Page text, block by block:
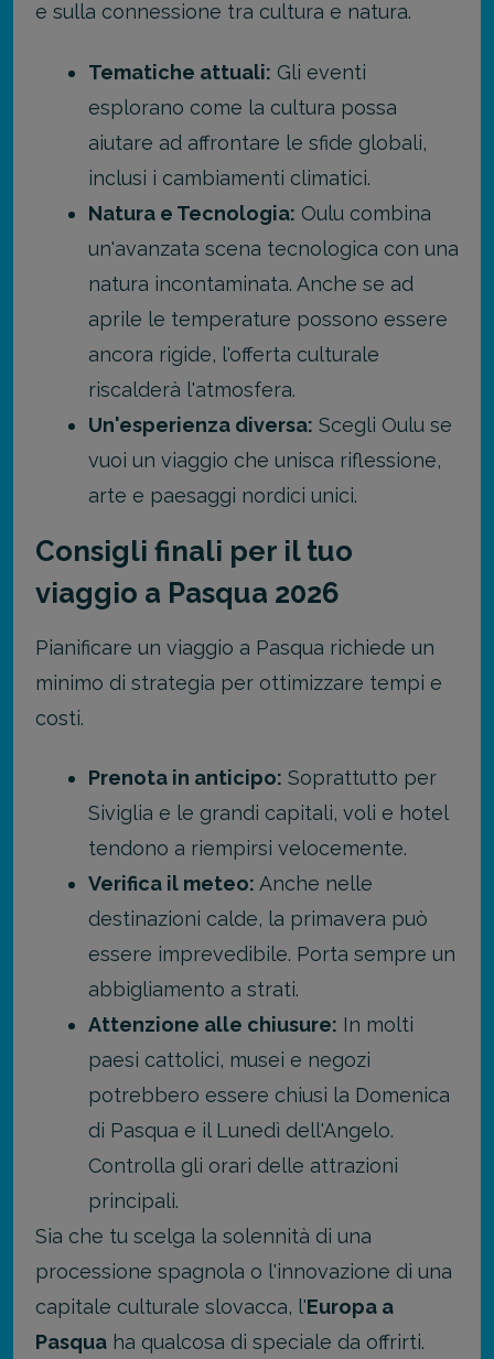
e sulla connessione tra cultura e natura.
Tematiche attuali: Gli eventi
esplorano come la cultura possa
aiutare ad affrontare le sfide globali,
inclusi i cambiamenti climatici.
Natura e Tecnologia: Oulu combina
un'avanzata scena tecnologica con una
natura incontaminata. Anche se ad
aprile le temperature possono essere
ancora rigide, l'offerta culturale
riscalderà l'atmosfera.
Un'esperienza diversa: Scegli Oulu se
vuoi un viaggio che unisca riflessione,
arte e paesaggi nordici unici.
Consigli finali per il tuo
viaggio a Pasqua 2026
Pianificare un viaggio a Pasqua richiede un
minimo di strategia per ottimizzare tempi e
costi.
Prenota in anticipo: Soprattutto per
Siviglia e le grandi capitali, voli e hotel
tendono a riempirsi velocemente.
Verifica il meteo: Anche nelle
destinazioni calde, la primavera può
essere imprevedibile. Porta sempre un
abbigliamento a strati.
Attenzione alle chiusure: In molti
paesi cattolici, musei e negozi
potrebbero essere chiusi la Domenica
di Pasqua e il Lunedì dell'Angelo.
Controlla gli orari delle attrazioni
principali.
Sia che tu scelga la solennità di una
processione spagnola o l'innovazione di una
capitale culturale slovacca, l'Europa a
Pasqua ha qualcosa di speciale da offrirti.